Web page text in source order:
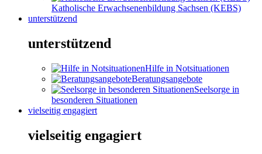
Katholische Erwachsenenbildung Sachsen (KEBS)
unterstützend
unterstützend
Hilfe in Notsituationen
Beratungsangebote
Seelsorge in
besonderen Situationen
vielseitig engagiert
vielseitig engagiert